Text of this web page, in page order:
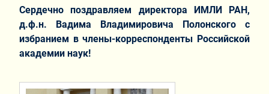
Сердечно поздравляем директора ИМЛИ РАН,
д.ф.н. Вадима Владимировича Полонского с
избранием в члены-корреспонденты Российской
академии наук!